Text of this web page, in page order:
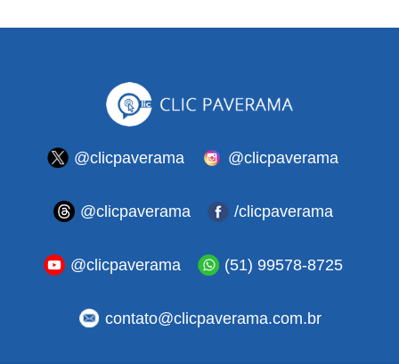
@clicpaverama @clicpaverama
@clicpaverama /clicpaverama
@clicpaverama (51) 99578-8725
contato@clicpaverama.com.br